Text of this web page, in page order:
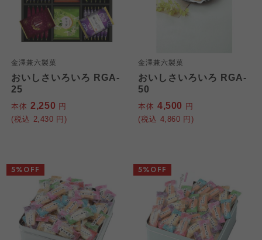
金澤兼六製菓
おいしさいろいろ RGA-
25
本体 2,250 円
(税込 2,430 円)
金澤兼六製菓
おいしさいろいろ RGA-
50
本体 4,500 円
(税込 4,860 円)
5%OFF 5%OFF